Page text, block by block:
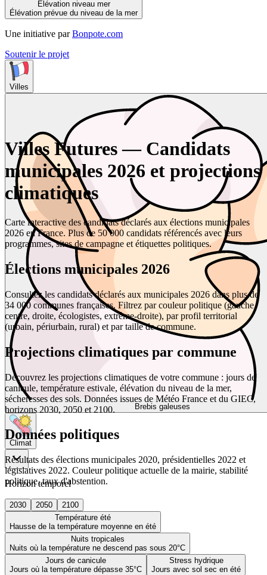
Élévation niveau mer
Élévation prévue du niveau de la mer
Une initiative par Bonpote.com
Soutenir le projet
Villes
Brebis galeuses
Climat
Horizon temporel
2030 2050
2100
Température été
Hausse de la température moyenne en été
Nuits tropicales
Nuits où la température ne descend pas sous 20°C
Jours de canicule
Jours où la température dépasse 35°C
Stress hydrique
Jours avec sol sec en été
Villes Futures — Candidats
municipales 2026 et projections
climatiques
Carte interactive des candidats déclarés aux élections municipales
2026 en France. Plus de 50 000 candidats référencés avec leurs
programmes, sites de campagne et étiquettes politiques.
Élections municipales 2026
Consultez les candidats déclarés aux municipales 2026 dans plus de
34 000 communes françaises. Filtrez par couleur politique (gauche,
centre, droite, écologistes, extrême-droite), par profil territorial
(urbain, périurbain, rural) et par taille de commune.
Projections climatiques par commune
Découvrez les projections climatiques de votre commune : jours de
canicule, température estivale, élévation du niveau de la mer,
sécheresses des sols. Données issues de Météo France et du GIEC,
horizons 2030, 2050 et 2100.
Données politiques
Résultats des élections municipales 2020, présidentielles 2022 et
législatives 2022. Couleur politique actuelle de la mairie, stabilité
politique, taux d'abstention.